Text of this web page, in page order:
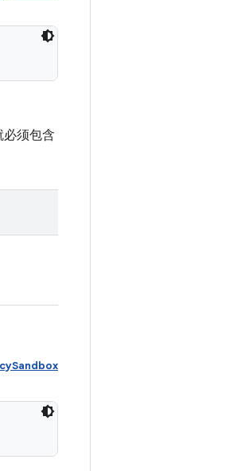
须包含